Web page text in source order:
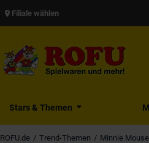
Filiale wählen
Stars & Themen
ROFU.de Trend-Themen Minnie